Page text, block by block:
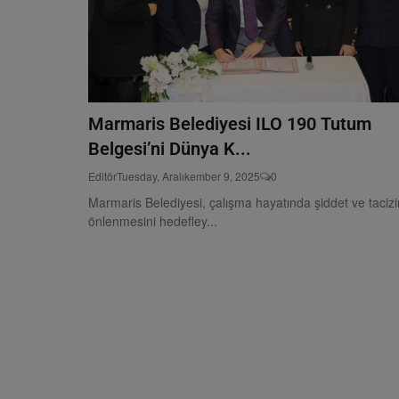
Marmaris Belediyesi ILO 190 Tutum
Belgesi’ni Dünya K...
EditörTuesday, Aralıkember 9, 2025 0
Marmaris Belediyesi, çalışma hayatında şiddet ve
önlenmesini hedefley...